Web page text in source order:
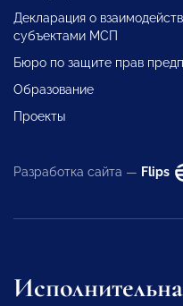
Декларация о
субъектами МСП
Бюро по защите прав
Образование
Проекты
Разработка сайта — Flips